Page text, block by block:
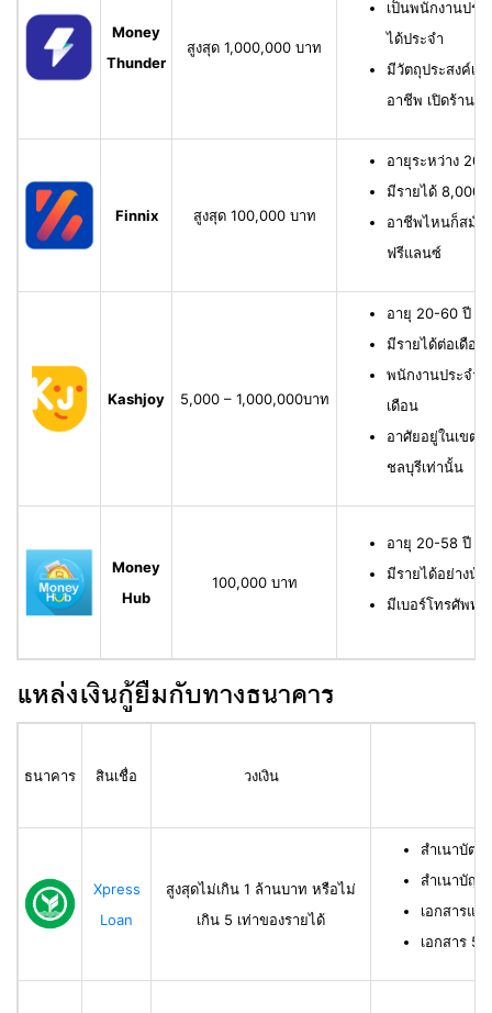
Money
Thunder
สูงสุด 1,000,000 บาท
เป็นพนักงานปร
ได้ประจำ
มีวัตถุประสงค์เพื่
อาชีพ เปิดร้าน
Finnix สูงสุด 100,000 บาท
อายุระหว่าง
มีรายได้ 8,000
อาชีพไหนก็สมัค
ฟรีแลนซ์
Kashjoy 5,000 – 1,000,000บาท
อายุ 20-60 ปี มี
มีรายได้ต่อเดือ
พนักงานประจำ
เดือน
อาศัยอยู่ในเขต
ชลบุรีเท่านั้น
Money
Hub
100,000 บาท
อายุ 20-58 ปี มี
มีรายได้อย่างน้
มีเบอร์โทรศัพท์
แหล่งเงินกู้ยืมกับทางธนาคาร
ธนาคาร สินเชื่อ วงเงิน
Xpress
Loan
สูงสุดไม่เกิน 1 ล้านบาท หรือไม่
เกิน 5 เท่าของรายได้
สำเนาบัตร
สำเนาบัญ
เอกสารแส
เอกสาร